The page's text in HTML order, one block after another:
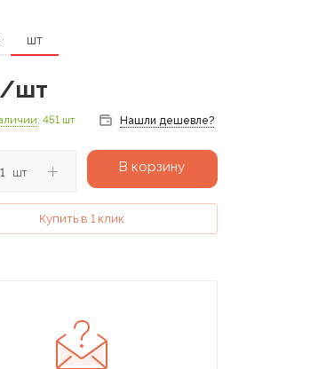
шт
: 451 шт Нашли дешевле?
шт В корзину
Купить в 1 клик